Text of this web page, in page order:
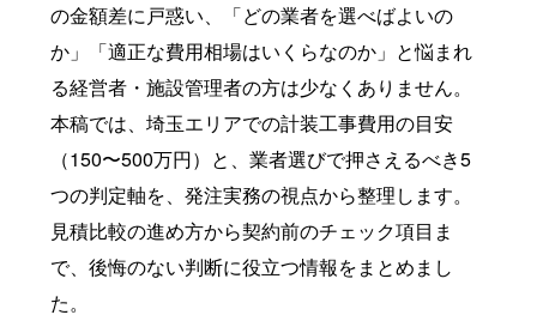
の金額差に戸惑い、「どの業者を選べばよいの
か」「適正な費用相場はいくらなのか」と悩まれ
る経営者・施設管理者の方は少なくありません。
本稿では、埼玉エリアでの計装工事費用の目安
（150〜500万円）と、業者選びで押さえるべき5
つの判定軸を、発注実務の視点から整理します。
見積比較の進め方から契約前のチェック項目ま
で、後悔のない判断に役立つ情報をまとめまし
た。